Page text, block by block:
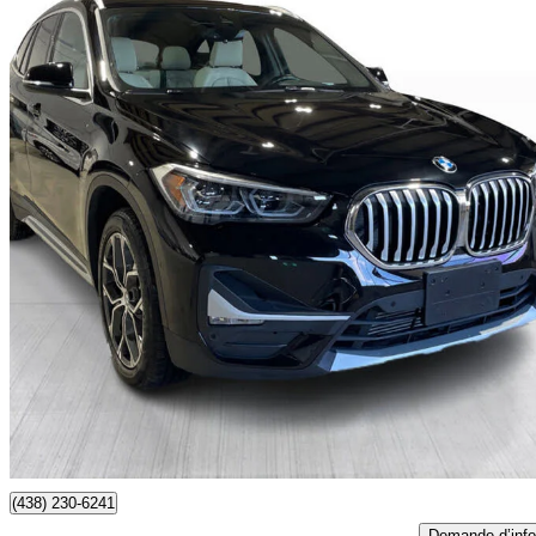
2022 BMW X1
xDrive28i AWD33 185 km
Affaire
483 $/mois env.
Gatineau, QC
(438) 230-6241